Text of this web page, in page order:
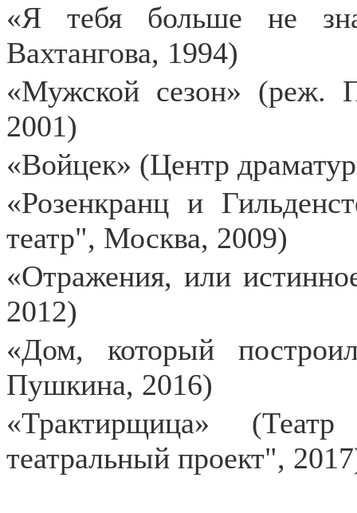
«Я тебя больше не
Вахтангова, 1994)
«Мужской сезон»
2001)
«Войцек» (Центр
«Розенкранц и
театр", Москва, 2009)
«Отражения, или
2012)
«Дом, который
Пушкина, 2016)
«Трактирщица»
театральный проект",